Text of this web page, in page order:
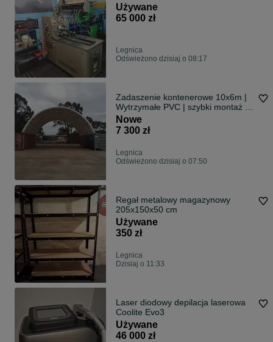
Używane
65 000 zł
Legnica
Odświeżono dzisiaj o 08:17
Zadaszenie kontenerowe 10x6m |
Wytrzymałe PVC | szybki montaż |
wiata
Nowe
7 300 zł
Legnica
Odświeżono dzisiaj o 07:50
Regał metalowy magazynowy
205x150x50 cm
Używane
350 zł
Legnica
Dzisiaj o 11:33
Laser diodowy depilacja laserowa
Coolite Evo3
Używane
46 000 zł